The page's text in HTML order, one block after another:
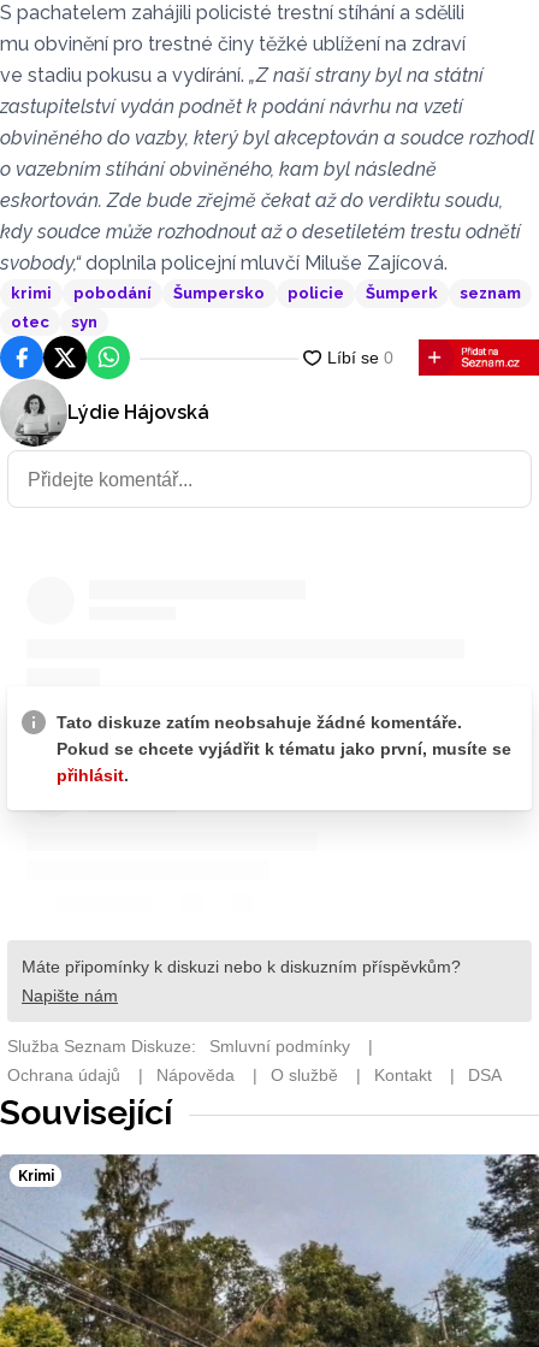
S pachatelem zahájili policisté trestní stíhání a sdělili
mu obvinění pro trestné činy těžké ublížení na zdraví
ve stadiu pokusu a vydírání. „Z naší strany byl na státní
zastupitelství vydán podnět k podání návrhu na vzetí
obviněného do vazby, který byl akceptován a soudce rozhodl
o vazebním stíhání obviněného, kam byl následně
eskortován. Zde bude zřejmě čekat až do verdiktu soudu,
kdy soudce může rozhodnout až o desetiletém trestu odnětí
svobody,“doplnila policejní mluvčí Miluše Zajícová.
krimi pobodání Šumpersko policie Šumperk
seznam
otec
syn
FacebookPlatforma X
WhatsApp
Lýdie Hájovská
Související
Krimi